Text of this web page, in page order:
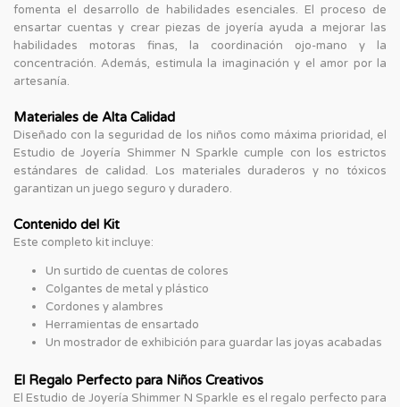
fomenta el desarrollo de habilidades esenciales. El proceso de
ensartar cuentas y crear piezas de joyería ayuda a mejorar las
habilidades motoras finas, la coordinación ojo-mano y la
concentración. Además, estimula la imaginación y el amor por la
artesanía.
Materiales de Alta Calidad
Diseñado con la seguridad de los niños como máxima prioridad, el
Estudio de Joyería Shimmer N Sparkle cumple con los estrictos
estándares de calidad. Los materiales duraderos y no tóxicos
garantizan un juego seguro y duradero.
Contenido del Kit
Este completo kit incluye:
Un surtido de cuentas de colores
Colgantes de metal y plástico
Cordones y alambres
Herramientas de ensartado
Un mostrador de exhibición para guardar las joyas acabadas
El Regalo Perfecto para Niños Creativos
El Estudio de Joyería Shimmer N Sparkle es el regalo perfecto para